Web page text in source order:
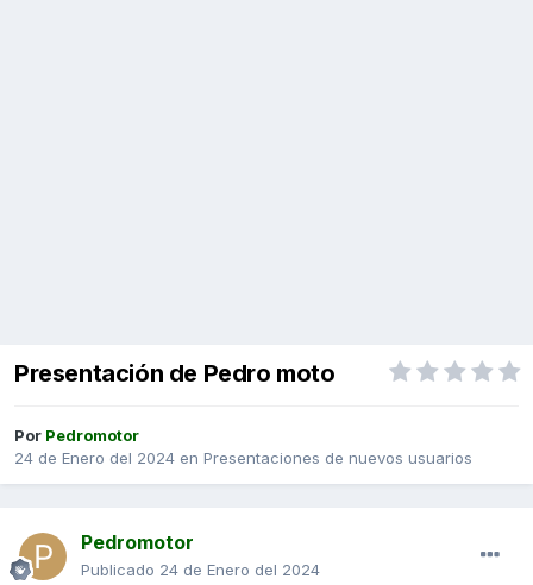
Presentación de Pedro moto
Por Pedromotor
24 de Enero del 2024 en Presentaciones de nuevos usuarios
Pedromotor
Publicado 24 de Enero del 2024